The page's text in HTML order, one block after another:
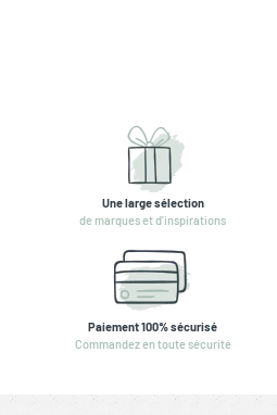
Une large sélection
de marques et d'inspirations
Paiement 100% sécurisé
Commandez en toute sécurité